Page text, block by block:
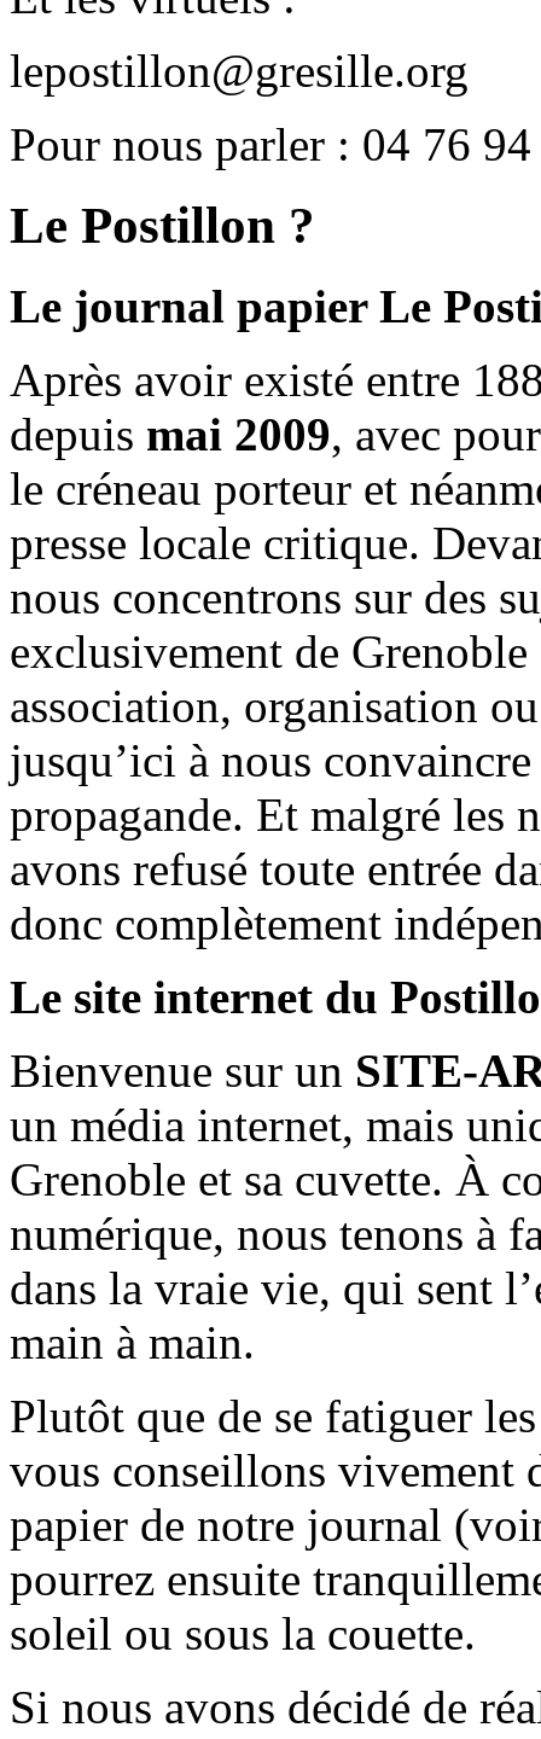
lepostillon@gresille.org
Pour nous parler : 04 76
Le Postillon ?
Le journal papier Le
Après avoir existé entre
depuis mai 2009, avec
le créneau porteur et
presse locale critique.
nous concentrons sur des
exclusivement de
association, organisation
jusqu’ici à nous
propagande. Et malgré les
avons refusé toute entrée
donc complètement
Le site internet du
Bienvenue sur un SITE-
un média internet, mais
Grenoble et sa cuvette. À
numérique, nous tenons à
dans la vraie vie, qui sent
main à main.
Plutôt que de se fatiguer
vous conseillons vivement
papier de notre journal
pourrez ensuite
soleil ou sous la couette.
Si nous avons décidé de